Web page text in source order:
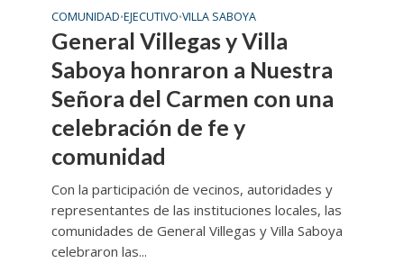
COMUNIDAD•EJECUTIVO•VILLA SABOYA
General Villegas y Villa
Saboya honraron a Nuestra
Señora del Carmen con una
celebración de fe y
comunidad
Con la participación de vecinos, autoridades y
representantes de las instituciones locales, las
comunidades de General Villegas y Villa Saboya
celebraron las...